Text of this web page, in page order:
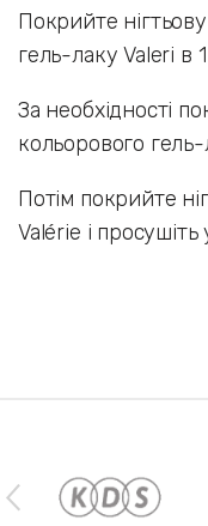
Покрийте
гель-лаку Valeri в
За необхідності
кольорового
Потім покрийте
Valérie і просушіть